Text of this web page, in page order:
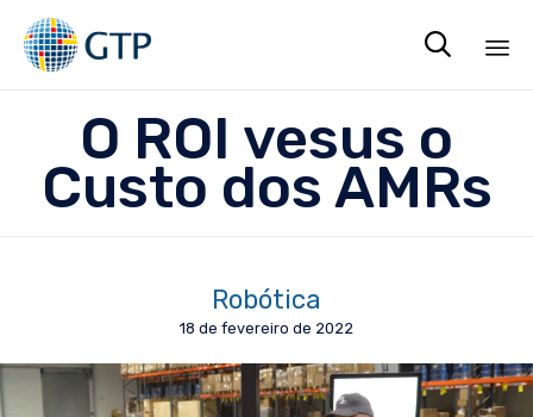

O ROI vesus o
Custo dos AMRs
Robótica
18 de fevereiro de 2022